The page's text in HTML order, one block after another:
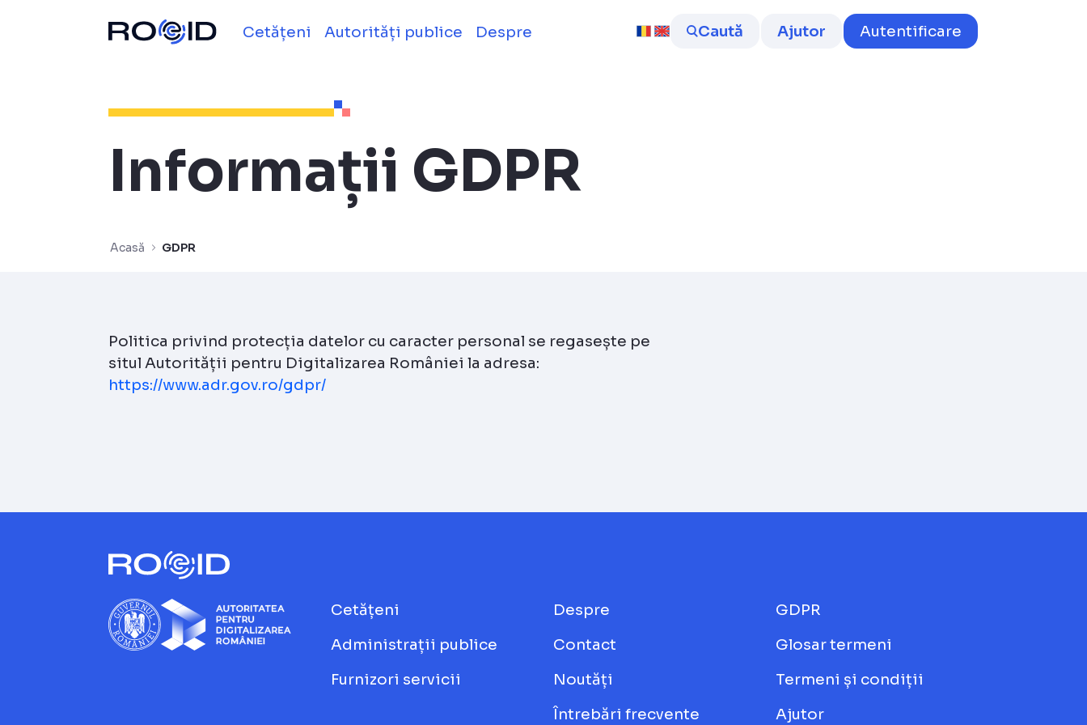
GDPR - ROeID
Cetățeni Autorități publice Despre Caută Ajutor Autentificare
Informații GDPR
Acasă GDPR
Politica privind protecția datelor cu caracter personal se regasește pe
situl Autorității pentru Digitalizarea României la adresa:
https://www.adr.gov.ro/gdpr/
Cetățeni
Administrații publice
Furnizori servicii
Despre
Contact
Noutăți
Întrebări frecvente
GDPR
Glosar termeni
Termeni și condiții
Ajutor